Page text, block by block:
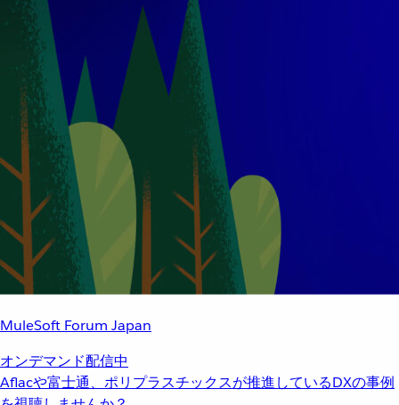
MuleSoft Forum Japan
オンデマンド配信中
Aflacや富士通、ポリプラスチックスが推進しているDXの事例